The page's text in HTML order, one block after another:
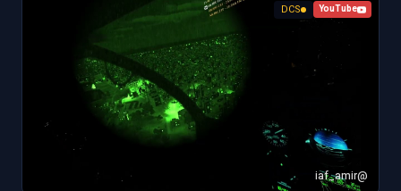
YouTube
DCS
@iaf_amir